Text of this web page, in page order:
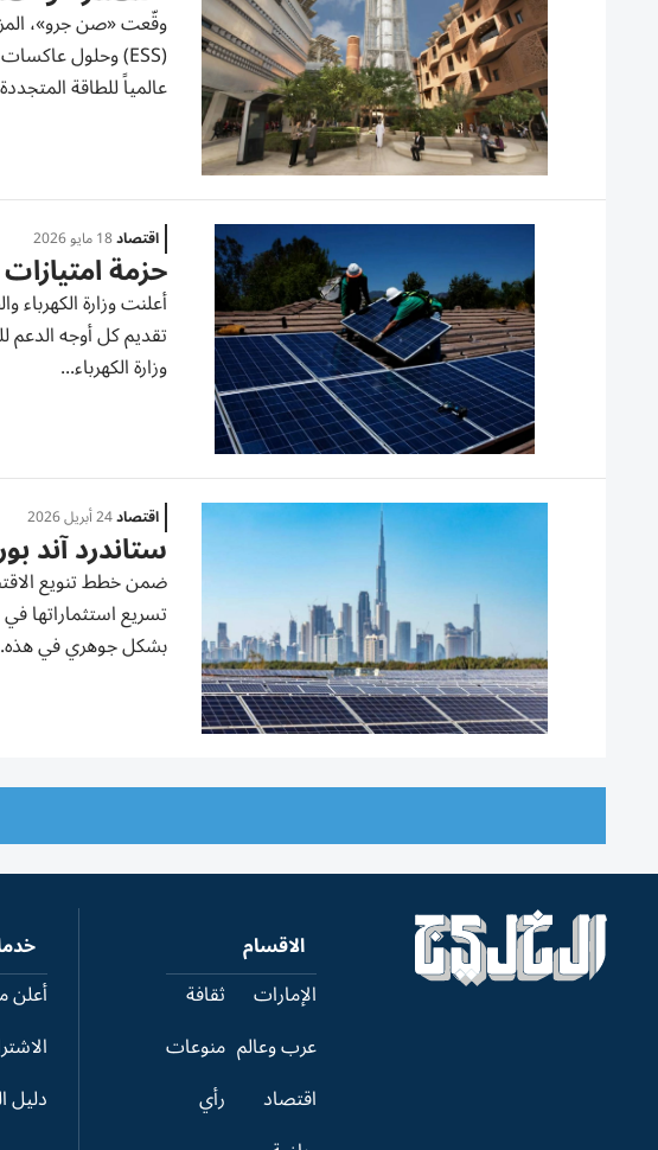
وقّعت «صن جرو»،
عالمياً للطاقة
اقتصاد18 مايو 2026
حزمة
أعلنت وزارة
تقديم كل أوجه الدعم
وزارة الكهرباء...
اقتصاد24 أبريل 2026
ستاندرد آند
ضمن خطط تنويع
تسريع استثماراتها
بشكل جوهري في
الاقسام
الإمارات
عرب وعالم
اقتصاد
ثقافة
منوعات
رأي
أعلن
دليل